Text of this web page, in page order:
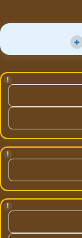
+
!
!
!